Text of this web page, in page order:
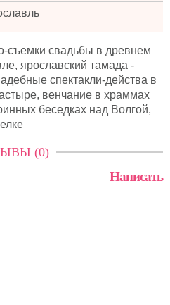
съемки свадьбы в древнем
ярославский тамада -
спектакли-действа в
венчание в храммах
беседках над Волгой,
(0)
Написать